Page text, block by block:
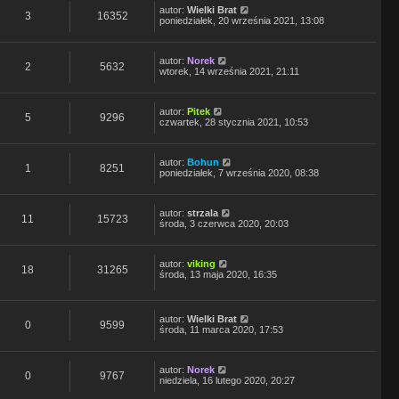
3 16352 autor: Wielki Brat
poniedziałek, 20 września 2021, 13:08
2 5632 autor: Norek
wtorek, 14 września 2021, 21:11
5 9296 autor: Pitek
czwartek, 28 stycznia 2021, 10:53
1 8251 autor: Bohun
poniedziałek, 7 września 2020, 08:38
11 15723 autor: strzala
środa, 3 czerwca 2020, 20:03
18 31265 autor: viking
środa, 13 maja 2020, 16:35
0 9599 autor: Wielki Brat
środa, 11 marca 2020, 17:53
0 9767 autor: Norek
niedziela, 16 lutego 2020, 20:27